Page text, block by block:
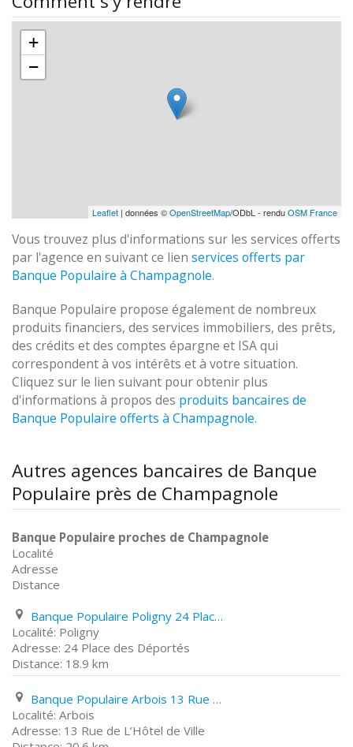
+
−
Leaflet | données ©OpenStreetMap/ODbL - renduOSM France
Vous trouvez plus d'informations sur les services offerts
par l'agence en suivant ce lien services offerts par
Banque Populaire à Champagnole.
Banque Populaire propose également de nombreux
produits financiers, des services immobiliers, des prêts,
des crédits et des comptes épargne et ISA qui
correspondent à vos intérêts et à votre situation.
Cliquez sur le lien suivant pour obtenir plus
d'informations à propos des produits bancaires de
Banque Populaire offerts à Champagnole.
Autres agences bancaires de Banque
Populaire près de Champagnole
Banque Populaire proches de Champagnole
Localité
Adresse
Distance
Banque Populaire Poligny 24 Place des Déportés
Poligny
24 Place des Déportés
18.9 km
Banque Populaire Arbois 13 Rue de L’Hôtel de Ville
Arbois
13 Rue de L’Hôtel de Ville